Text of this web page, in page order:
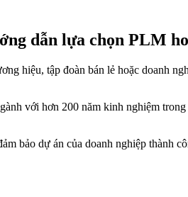
dẫn lựa chọn PLM
hiệu, tập đoàn bán lẻ hoặc doanh
với hơn 200 năm kinh nghiệm
bảo dự án của doanh nghiệp thành